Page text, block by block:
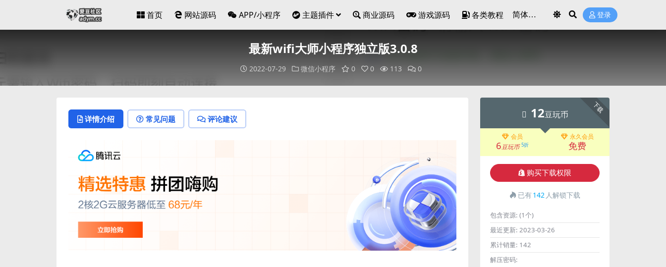
首页 网站源码 APP/小程序 主题插件 商业源码 游戏源码 各类教程 登录
最新wifi大师小程序独立版3.0.8
2022-07-29 微信小程序 0 0 113 0
详情介绍 常见问题 评论建议
下载
12豆玩币
会员
6豆玩币 5折
永久会员
免费
购买下载权限
已有142 人解锁下载
包含资源: (1个)
最近更新: 2023-03-26
累计销量: 142
解压密码: